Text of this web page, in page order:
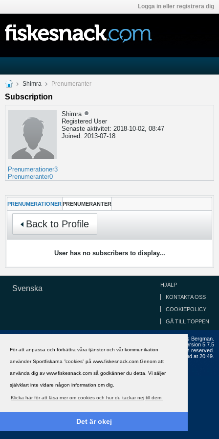
För att anpassa och förbättra våra tjänster och vår kommunikation
använder Sportfiskarna ”cookies” på www.fiskesnack.com.Genom att
använda dig av www.fiskesnack.com så godkänner du detta. Vi säljer
självklart inte vidare någon information om dig.
Klicka här för att läsa mer om cookies och hur du tackar nej till dem.
Det är okej
Logga in eller registrera dig
Shimra Prenumeranter
Subscription
Shimra
Registered User
Senaste aktivitet: 2018-10-02, 08:47
Joined: 2013-07-18
Prenumerationer3
Prenumeranter0
PRENUMERATIONER PRENUMERANTER
Back to Profile
User has no subscribers to display...
Svenska HJÄLP
KONTAKTA OSS
COOKIEPOLICY
GÅ TILL TOPPEN
Copyright ©2002 - 2021, FiskeSnack.com. Grundad 2002 av Anders Bergman.
Version 5.7.5
Copyright © 2026 MH Sub I, LLC dba vBulletin. All rights reserved.
All times are GMT+1. This page was generated at 20:49.